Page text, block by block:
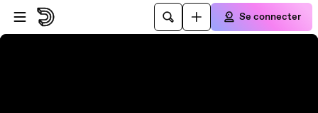
Passer au player
Passer au contenu principal
Se connecter